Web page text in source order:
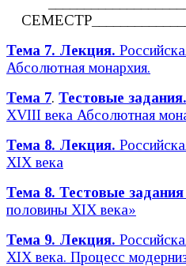
Тема 7. Лекция.
Абсолютная монархия.
Тема 7. Тестовые задания.
XVIII века Абсолютная
Тема 8. Лекция.
XIX века
Тема 8. Тестовые задания
половины XIX века»
Тема 9. Лекция.
XIX века. Процесс